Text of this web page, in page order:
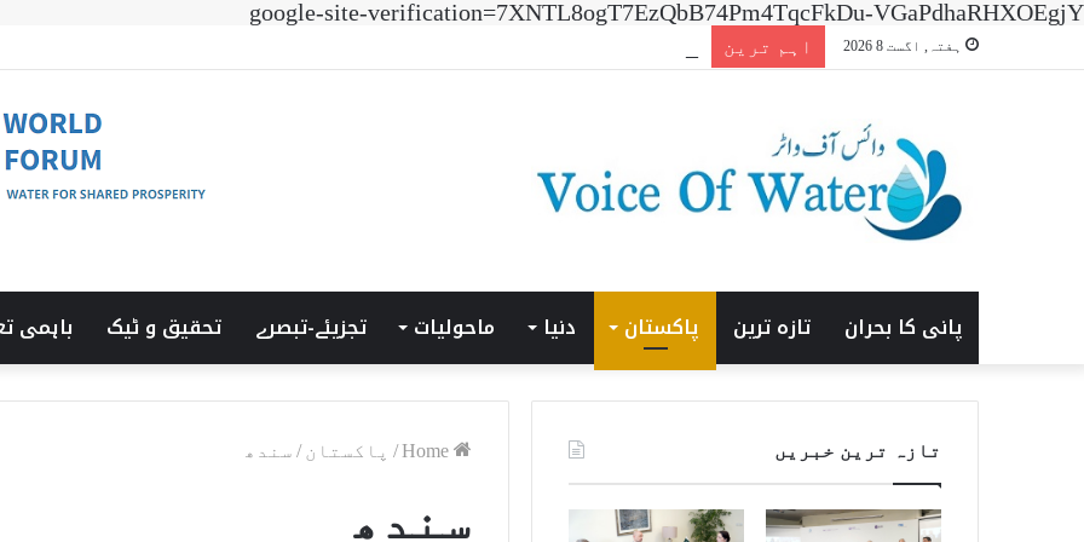
google-site-verification=7XNTL8ogT7EzQbB74Pm4TqcFkDu-VGaPdhaRHXOEgjY
ہفتہ, اگست 8 2026 اہم ترین
پانی کا بحران تازہ ترین پاکستان دنیا ماحولیات تجزیئے-تبصرے تحقیق و ٹیک باہمی
/ پاکستان / سندھ
سندھ
تازہ ترین خبریں